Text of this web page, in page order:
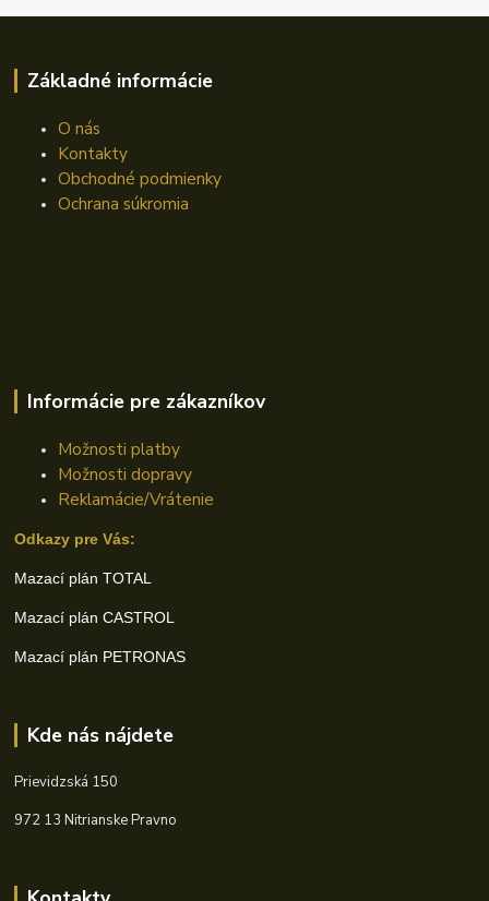
Základné informácie
O nás
Kontakty
Obchodné podmienky
Ochrana súkromia
Informácie pre zákazníkov
Možnosti platby
Možnosti dopravy
Reklamácie/Vrátenie
Odkazy pre Vás:
Mazací plán TOTAL
Mazací plán CASTROL
Mazací plán PETRONAS
Kde nás nájdete
Prievidzská 150
972 13 Nitrianske Pravno